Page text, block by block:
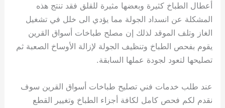
أعطال الطباخ كثيرة وبعضها مثيرة للقلق فقد تنتج هذه
المشكلة عن انسداد الجولة مما يؤدي الى خلل في تشغيل
الغاز وتلف الموقد لذلك إن مصلح طباخات أسواق القرين
يقوم بفحص الطباخ وتنظيف الجولة لإزالة الأوساخ الصعبة ثم
تصليحها لتعود لجودة عملها السابقة.
عند طلب خدمات فني تصليح طباخات أسواق القرين سوف
نقدم لكم فحص كامل لكافة أجزاء الطباخ وتغيير القطع